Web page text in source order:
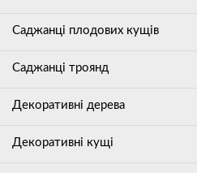
Саджанці плодових кущів
Саджанці троянд
Декоративні дерева
Декоративні кущі